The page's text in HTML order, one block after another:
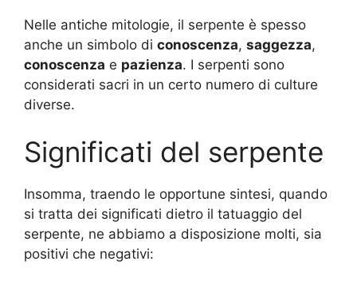
Nelle antiche mitologie, il serpente è spesso
anche un simbolo di conoscenza, saggezza,
conoscenza e pazienza. I serpenti sono
considerati sacri in un certo numero di culture
diverse.
Significati del serpente
Insomma, traendo le opportune sintesi, quando
si tratta dei significati dietro il tatuaggio del
serpente, ne abbiamo a disposizione molti, sia
positivi che negativi: